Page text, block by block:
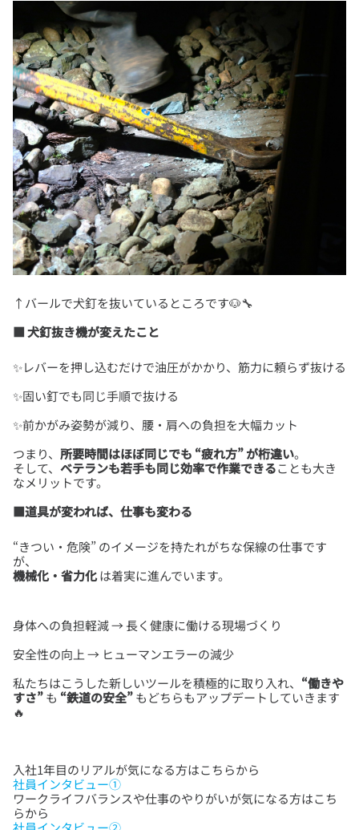
■ 犬釘抜き機が変えたこと
つまり、 所要時間はほぼ同じでも “疲れ方” が桁違い。
そして、 ベテランも若手も同じ効率で作業できることも大き
■道具が変われば、仕事も変わる
“きつい・危険” のイメージを持たれがちな保線の仕事です
機械化・省力化は着実に進んでいます。
私たちはこうした新しいツールを積極的に取り入れ、 “働きや
すさ”も “鉄道の安全”もどちらもアップデートしていきます
社員インタビュー①
ワークライフバランスや仕事のやりがいが気になる方はこち